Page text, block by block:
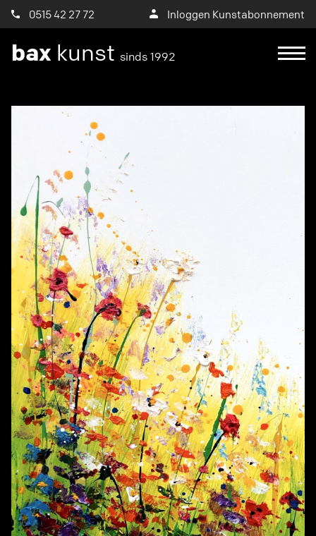
0515 42 27 72 Inloggen Kunstabonnement
bax kunst sinds 1992